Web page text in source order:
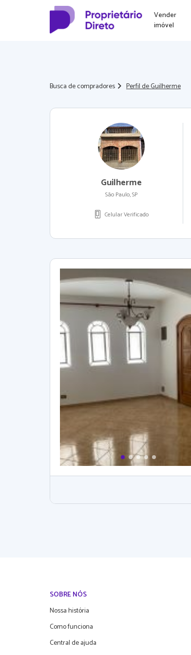
Vender
imóvel
Busca de compradores Perfil de Guilherme
Guilherme
São Paulo, SP
Celular Verificado
SOBRE NÓS
Nossa história
Como funciona
Central de ajuda